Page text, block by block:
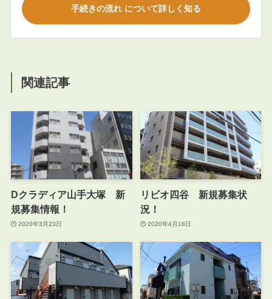
手続きの流れ について詳しく知る
関連記事
Dクラディア山手大塚 新
規募集情報！
2020年3月23日
リビオ四谷 新規募集状
況！
2020年4月18日